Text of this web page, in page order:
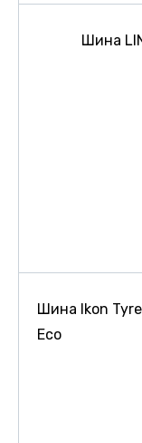
Шина
Шина Ikon
Eco